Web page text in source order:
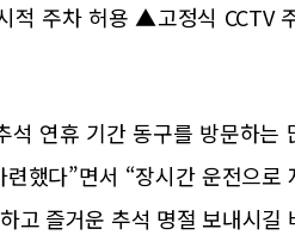
적 주차 허용 ▲고정식 CCTV
석 연휴 기간 동구를 방문하
했다”면서 “장시간 운전으
고 즐거운 추석 명절 보내시길